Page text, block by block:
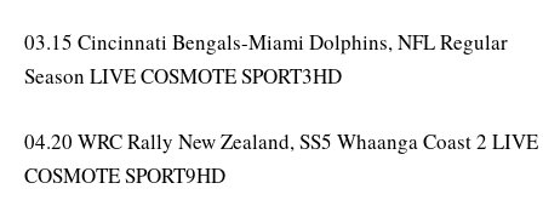
03.15 Cincinnati Bengals-Miami Dolphins, NFL Regular
Season LIVE COSMOTE SPORT3HD
04.20 WRC Rally New Zealand, SS5 Whaanga Coast 2 LIVE
COSMOTE SPORT9HD